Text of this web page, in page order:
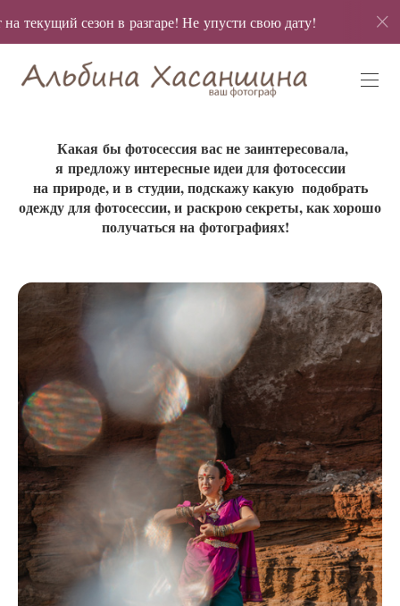
сезон в разгаре! Не упусти свою дату!
Какая бы фотосессия вас не заинтересовала,
я предложу интересные идеи для фотосессии
на природе, и в студии, подскажу какую подобрать
одежду для фотосессии, и раскрою секреты, как хорошо
получаться на фотографиях!